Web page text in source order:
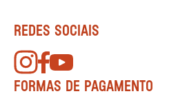
REDES SOCIAIS
FORMAS DE PAGAMENTO